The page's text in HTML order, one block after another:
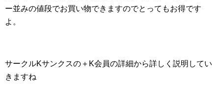
ー並みの値段でお買い物できますのでとってもお得です
よ。
サークルKサンクスの＋K会員の詳細から詳しく説明してい
きますね